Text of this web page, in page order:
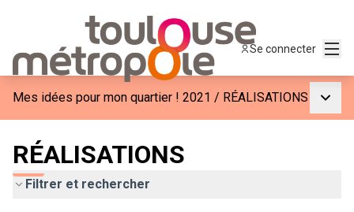
Se connecter
Mes idées pour mon quartier ! 2021 / RÉALISATIONS
RÉALISATIONS
Filtrer et rechercher